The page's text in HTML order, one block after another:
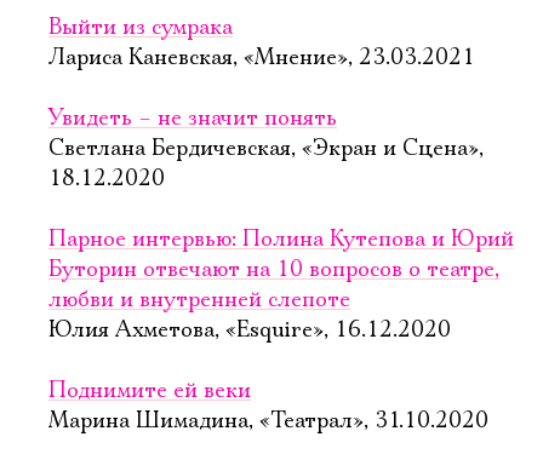
Выйти из сумрака
Лариса Каневская, «Мнение», 23.03.2021
Увидеть – не значит понять
Светлана Бердичевская, «Экран и Сцена»,
18.12.2020
Парное интервью: Полина Кутепова и Юрий
Буторин отвечают на 10 вопросов о театре,
любви и внутренней слепоте
Юлия Ахметова, «Esquire», 16.12.2020
Поднимите ей веки
Марина Шимадина, «Театрал», 31.10.2020